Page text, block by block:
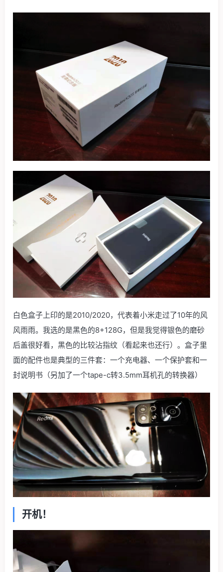
白色盒子上印的是2010/2020，代表着小米走过了10年的风
风雨雨。我选的是黑色的8+128G，但是我觉得银色的磨砂
后盖很好看，黑色的比较沾指纹（看起来也还行）。盒子里
面的配件也是典型的三件套：一个充电器、一个保护套和一
封说明书（另加了一个tape-c转3.5mm耳机孔的转换器）
开机！